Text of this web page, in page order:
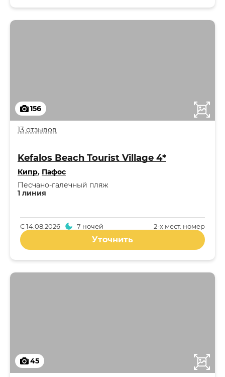
156
13 отзывов
Kefalos Beach Tourist Village 4*
Кипр, Пафос
1 линия
Песчано-галечный пляж
2-x мест. номер
С14.08.2026 7 ночей
Уточнить
45